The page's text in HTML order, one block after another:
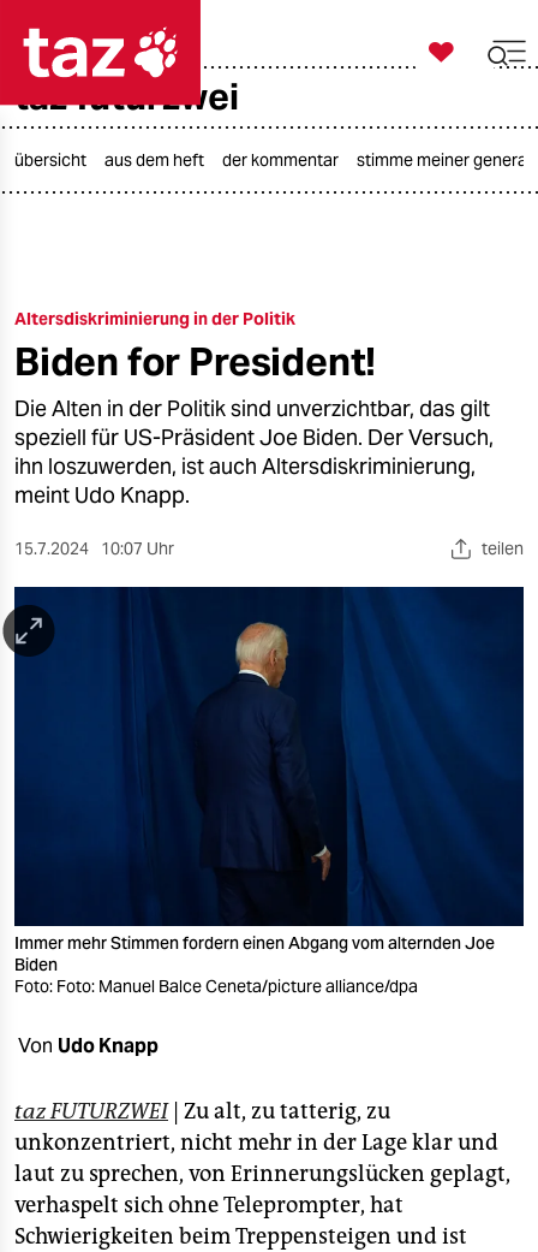
taz zahl ich
öko
gesellschaft
kultur
sport
berlin
nord
wahrheit
unterstützen
abo
genossenschaft

taz zahl ich
taz futurzwei
übersicht aus dem heft der kommentar stimme meiner
Altersdiskriminierung in der Politik
Biden for President!
Die Alten in der Politik sind unverzichtbar, das gilt
speziell für US-Präsident Joe Biden. Der Versuch,
ihn loszuwerden, ist auch Altersdiskriminierung,
meint Udo Knapp.
15.7.2024 10:07 Uhr teilen
Immer mehr Stimmen fordern einen Abgang vom alternden Joe
Biden
Foto: Foto: Manuel Balce Ceneta/picture alliance/dpa
Von Udo Knapp
taz FUTURZWEI| Zu alt, zu tatterig, zu
unkonzentriert, nicht mehr in der Lage klar und
laut zu sprechen, von Erinnerungslücken geplagt,
verhaspelt sich ohne Teleprompter, hat
Schwierigkeiten beim Treppensteigen und ist